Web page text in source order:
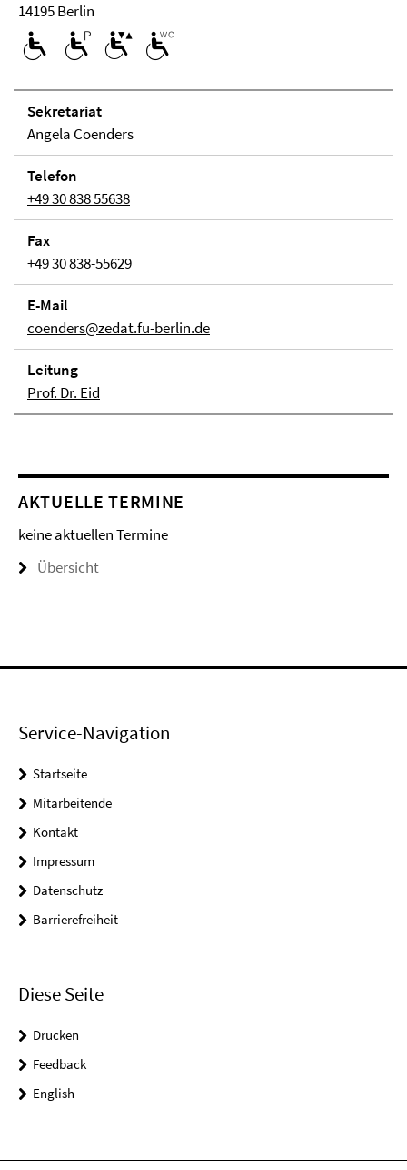
14195 Berlin
Se­kre­ta­ri­at
Angela Coenders
Telefon
+49 30 838 55638
Fax
+49 30 838-55629
E-Mail
coenders@zedat.fu-berlin.de
Lei­tung
Prof. Dr. Eid
AKTUELLE TERMINE
keine aktuellen Termine
Übersicht
Service-Navigation
Startseite
Mitarbeitende
Kontakt
Impressum
Datenschutz
Barrierefreiheit
Diese Seite
Drucken
Feedback
English